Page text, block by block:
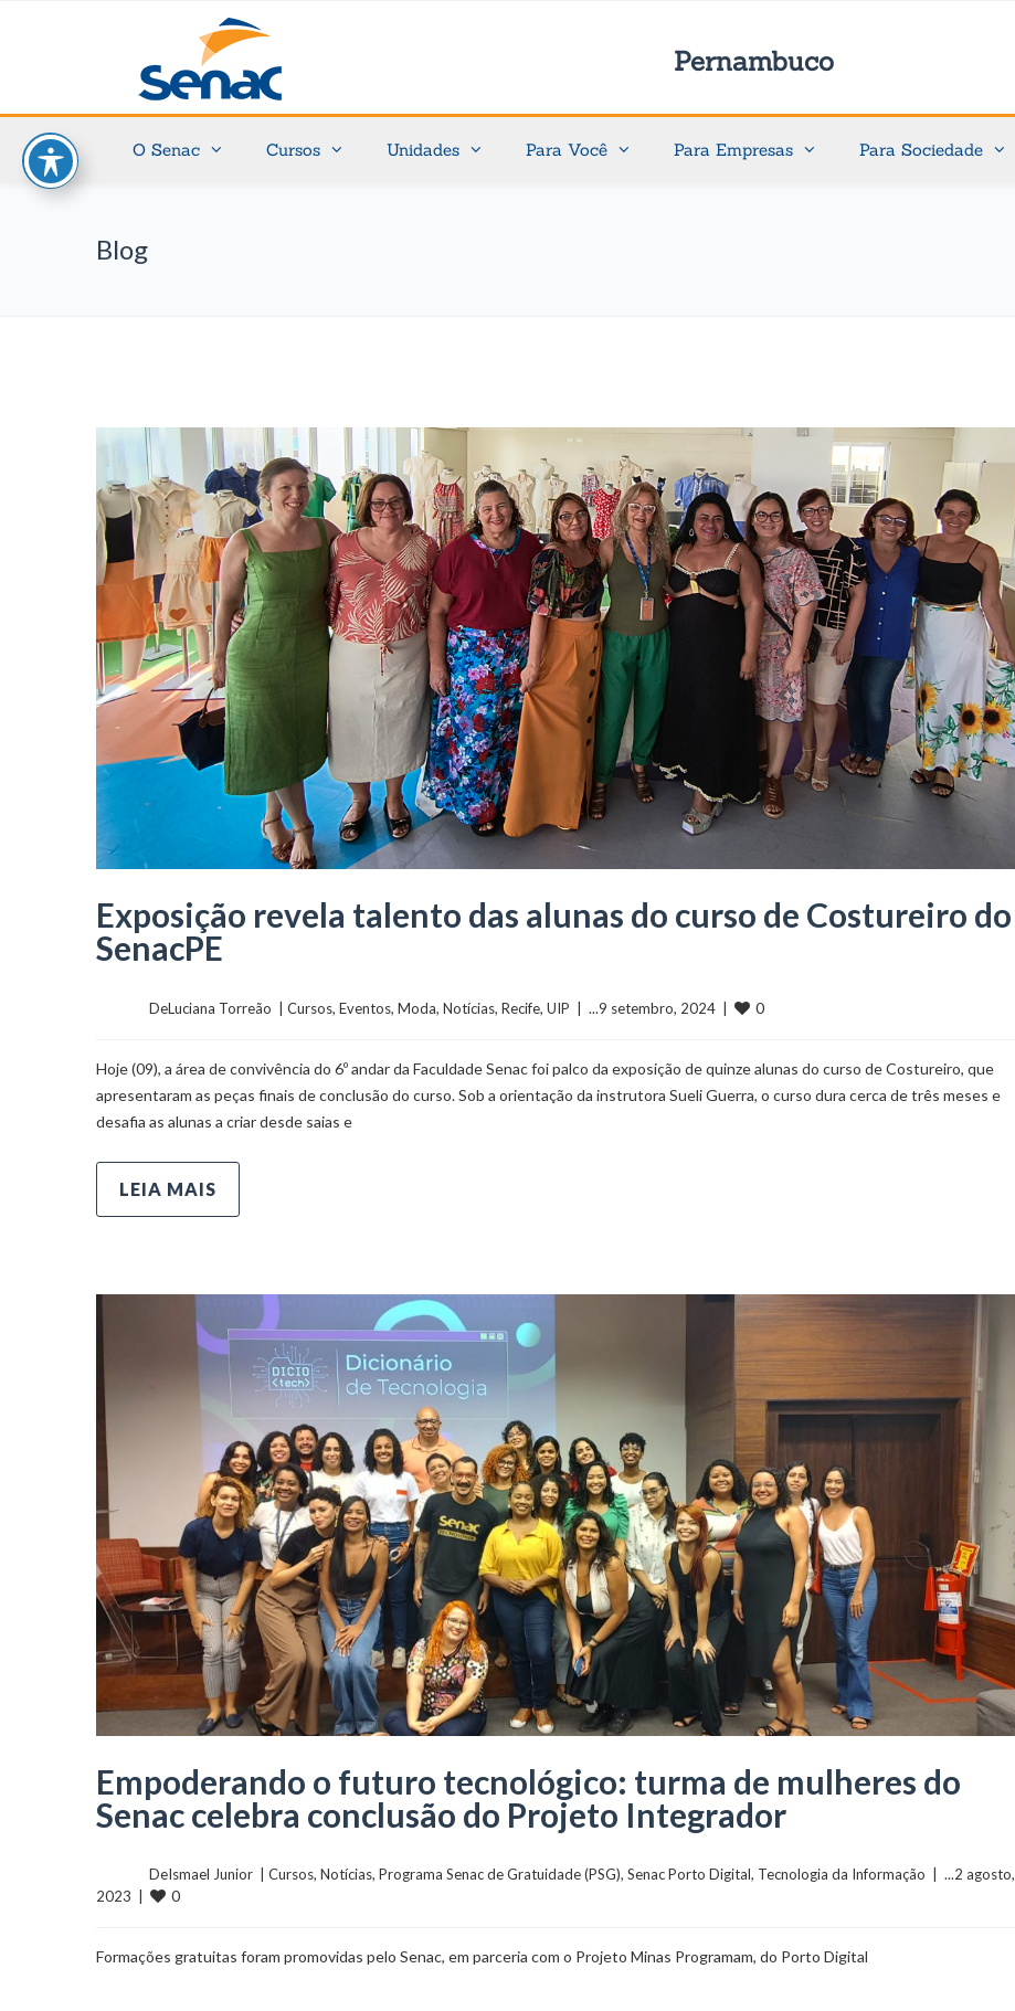
Pernambuco
O Senac Cursos Unidades Para Você Para Empresas Para Sociedade
Blog
Exposição revela talento das alunas do curso de Costureiro do
SenacPE
	    	DeLuciana Torreão  |
Cursos, Eventos, Moda, Notícias, Recife, UIP
  |  ...9 setembro, 2024  |
0
Hoje (09), a área de convivência do 6º andar da Faculdade Senac foi palco da exposição de quinze alunas do curso de Costureiro, que
apresentaram as peças finais de conclusão do curso. Sob a orientação da instrutora Sueli Guerra, o curso dura cerca de três meses e
desafia as alunas a criar desde saias e
LEIA MAIS
Empoderando o futuro tecnológico: turma de mulheres do
Senac celebra conclusão do Projeto Integrador
	    	DeIsmael Junior  |
Cursos, Notícias, Programa Senac de Gratuidade (PSG), Senac Porto Digital, Tecnologia da Informação
  |  ...2 agosto,
2023  |
0
Formações gratuitas foram promovidas pelo Senac, em parceria com o Projeto Minas Programam, do Porto Digital